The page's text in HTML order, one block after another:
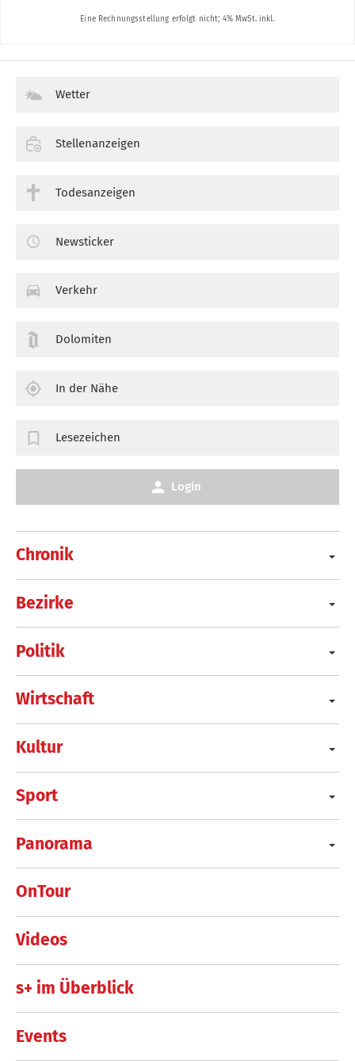
Chronik
Bezirke
Politik
Wirtschaft
Kultur
Sport
Panorama
OnTour
Videos
s+ im Überblick
Events
Wetter
Stellenanzeigen
Todesanzeigen
Newsticker
Verkehr
Dolomiten
In der Nähe
Lesezeichen
Login